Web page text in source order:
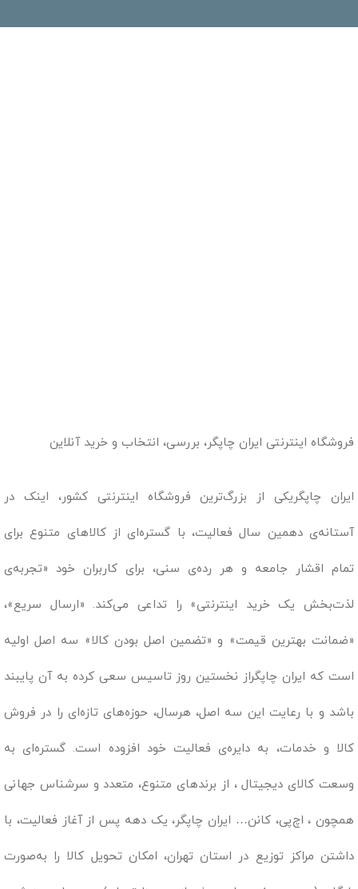
فروشگاه اینترنتی ایران چاپگر، بررسی، انتخاب و خرید آنلاین
ایران چاپگریکی از بزرگ‌ترین فروشگاه اینترنتی کشور، اینک در
آستانه‌ی دهمین سال فعالیت، با گستره‌ای از کالاهای متنوع برای
تمام اقشار جامعه و هر رده‌ی سنی، برای کاربران خود «تجربه‌ی
لذت‌بخش یک خرید اینترنتی» را تداعی می‌کند. «ارسال سریع»،
«ضمانت بهترین قیمت» و «تضمین اصل بودن کالا» سه اصل اولیه
است که ایران چاپگراز نخستین روز تاسیس سعی کرده به آن پایبند
باشد و با رعایت این سه اصل، هرسال، حوزه‌های تازه‌ای را در فروش
کالا و خدمات، به دایره‌ی فعالیت خود افزوده است. گستره‌ای به
وسعت کالای دیجیتال ، از برندهای متنوع، متعدد و سرشناس جهانی
همچون ، اچ‌پی، کانن… ایران چاپگر، یک دهه پس از آغاز فعالیت، با
داشتن مراکز توزیع در استان تهران، امکان تحویل کالا را به‌صورت